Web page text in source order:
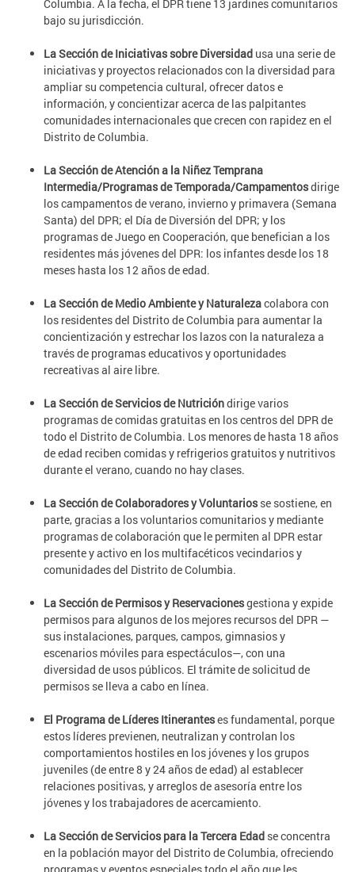
Columbia. A la fecha, el DPR tiene 13 jardines comunitarios
bajo su jurisdicción.
La Sección de Iniciativas sobre Diversidad usa una serie de
iniciativas y proyectos relacionados con la diversidad para
ampliar su competencia cultural, ofrecer datos e
información, y concientizar acerca de las palpitantes
comunidades internacionales que crecen con rapidez en el
Distrito de Columbia.
La Sección de Atención a la Niñez Temprana
Intermedia/Programas de Temporada/Campamentosdirige
los campamentos de verano, invierno y primavera (Semana
Santa) del DPR; el Día de Diversión del DPR; y los
programas de Juego en Cooperación, que benefician a los
residentes más jóvenes del DPR: los infantes desde los 18
meses hasta los 12 años de edad.
La Sección de Medio Ambiente y Naturalezacolabora con
los residentes del Distrito de Columbia para aumentar la
concientización y estrechar los lazos con la naturaleza a
través de programas educativos y oportunidades
recreativas al aire libre.
La Sección de Servicios de Nutricióndirige varios
programas de comidas gratuitas en los centros del DPR de
todo el Distrito de Columbia. Los menores de hasta 18 años
de edad reciben comidas y refrigerios gratuitos y nutritivos
durante el verano, cuando no hay clases.
La Sección de Colaboradores y Voluntariosse sostiene, en
parte, gracias a los voluntarios comunitarios y mediante
programas de colaboración que le permiten al DPR estar
presente y activo en los multifacéticos vecindarios y
comunidades del Distrito de Columbia.
La Sección de Permisos y Reservacionesgestiona y expide
permisos para algunos de los mejores recursos del DPR —
sus instalaciones, parques, campos, gimnasios y
escenarios móviles para espectáculos—, con una
diversidad de usos públicos. El trámite de solicitud de
permisos se lleva a cabo en línea.
El Programa de Líderes Itineranteses fundamental, porque
estos líderes previenen, neutralizan y controlan los
comportamientos hostiles en los jóvenes y los grupos
juveniles (de entre 8 y 24 años de edad) al establecer
relaciones positivas, y arreglos de asesoría entre los
jóvenes y los trabajadores de acercamiento.
La Sección de Servicios para la Tercera Edad se concentra
en la población mayor del Distrito de Columbia, ofreciendo